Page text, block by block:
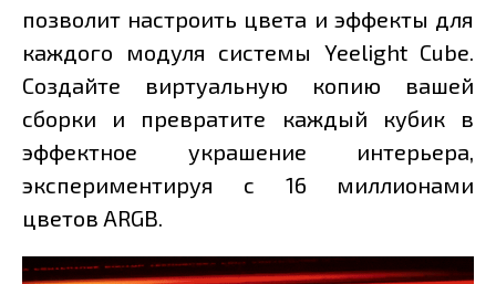
позволит настроить цвета и эффекты для
каждого модуля системы Yeelight Cube.
Создайте виртуальную копию вашей
сборки и превратите каждый кубик в
эффектное украшение интерьера,
экспериментируя с 16 миллионами
цветов ARGB.